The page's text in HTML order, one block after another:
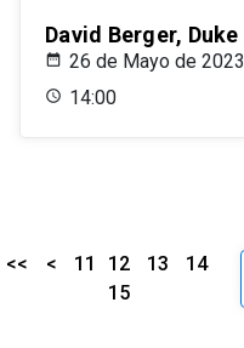
David Berger, Duke
26 de Mayo de 2023
14:00
<< < 11 12 13
14
15